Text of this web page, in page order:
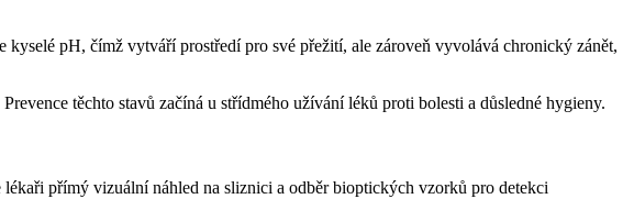
pH, čímž vytváří prostředí pro své přežití, ale zároveň vyvolává chronický zánět,
Prevence těchto stavů začíná u střídmého užívání léků proti bolesti a důsledné hygieny.
přímý vizuální náhled na sliznici a odběr bioptických vzorků pro detekci